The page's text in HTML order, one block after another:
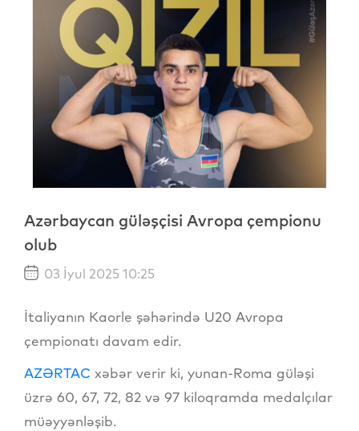
Azərbaycan güləşçisi Avropa çempionu
olub
03 İyul 2025 10:25
İtaliyanın Kaorle şəhərində U20 Avropa
çempionatı davam edir.
AZƏRTAC xəbər verir ki, yunan-Roma güləşi
üzrə 60, 67, 72, 82 və 97 kiloqramda medalçılar
müəyyənləşib.